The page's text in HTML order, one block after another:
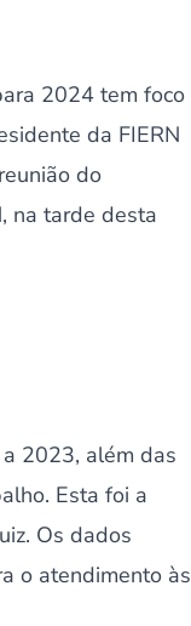
2024 tem foco
da FIERN
do
na tarde desta
2023, além das
Esta foi a
Os dados
o atendimento às